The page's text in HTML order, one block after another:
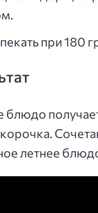
при 180
блюдо
летнее